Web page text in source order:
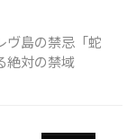
ヴ島の禁忌「蛇
絶対の禁域